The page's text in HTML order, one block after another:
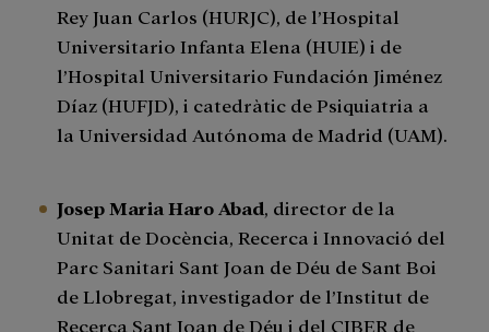
Rey Juan Carlos (HURJC), de l’Hospital
Universitario Infanta Elena (HUIE) i de
l’Hospital Universitario Fundación Jiménez
Díaz (HUFJD), i catedràtic de Psiquiatria a
la Universidad Autónoma de Madrid (UAM).
Josep Maria Haro Abad, director de la
Unitat de Docència, Recerca i Innovació del
Parc Sanitari Sant Joan de Déu de Sant Boi
de Llobregat, investigador de l’Institut de
Recerca Sant Joan de Déu i del CIBER de